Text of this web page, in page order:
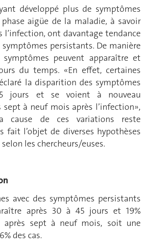
développé plus de symptômes
aigüe de la maladie, à savoir
l’infection, ont davantage tendance
symptômes persistants. De manière
symptômes peuvent apparaître et
du temps. «En effet, certaines
la disparition des symptômes
jours et se voient à nouveau
à neuf mois après l’infection»,
cause de ces variations reste
fait l’objet de diverses hypothèses
les chercheurs/euses.
avec des symptômes persistants
après 30 à 45 jours et 19%
après sept à neuf mois, soit une
des cas.